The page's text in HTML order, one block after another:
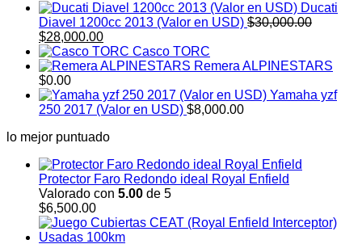
Ducati
Diavel 1200cc 2013 (Valor en USD) $30,000.00
El
precio
original
era:
$30,000.00.
$28,000.00El
precio
actual
$28,000.00.
Casco TORC
Remera ALPINESTARS
$0.00
Yamaha yzf
250 2017 (Valor en USD) $8,000.00
lo mejor puntuado
Protector Faro Redondo ideal Royal Enfield
Valorado con 5.00 de 5
$6,500.00